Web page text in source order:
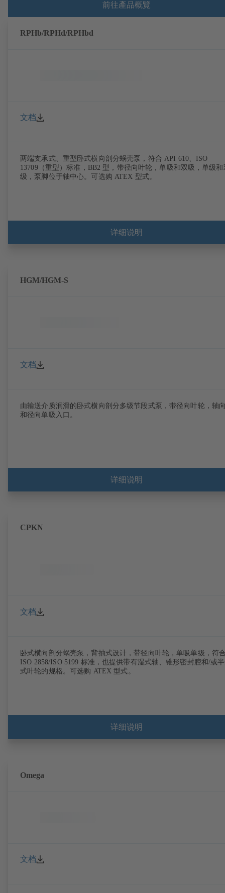
前往產品概覽
RPHb/RPHd/RPHbd
文档
两端支承式、重型卧式横向剖分蜗壳泵，符合 API 610、ISO
13709（重型）标准，BB2 型，带径向叶轮，单吸和双吸，单级和
级，泵脚位于轴中心。可选购 ATEX 型式。
详细说明
HGM/HGM-S
文档
由输送介质润滑的卧式横向剖分多级节段式泵，带径向叶轮，轴
和径向单吸入口。
详细说明
CPKN
文档
卧式横向剖分蜗壳泵，背抽式设计，带径向叶轮，单吸单级，符
ISO 2858/ISO 5199 标准，也提供带有湿式轴、锥形密封腔和/或
式叶轮的规格。可选购 ATEX 型式。
详细说明
Omega
文档